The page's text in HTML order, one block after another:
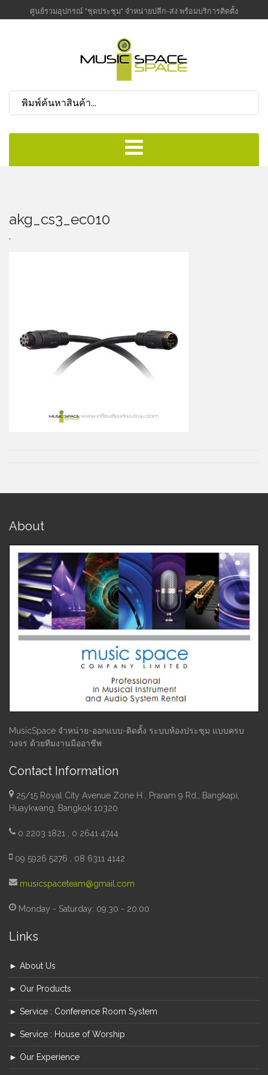
ศูนย์รวมอุปกรณ์ "ชุดประชุม" จำหน่ายปลีก-ส่ง พร้อมบริการติดตั้ง
akg_cs3_ec010
About
MusicSpace จำหน่าย-ออกแบบ-ติดตั้ง ระบบห้องประชุม แบบครบ
วงจร ด้วยทีมงานมืออาชีพ
Contact Information
25/15 Royal City Avenue Zone H , Praram 9 Rd., Bangkapi,
Huaykwang, Bangkok 10320
0 2203 1821 , 0 2641 4744
09 5926 5276 , 08 6311 4142
musicspaceteam@gmail.com
Monday - Saturday: 09.30 - 20.00
Links
► About Us
► Our Products
► Service : Conference Room System
► Service : House of Worship
► Our Experience